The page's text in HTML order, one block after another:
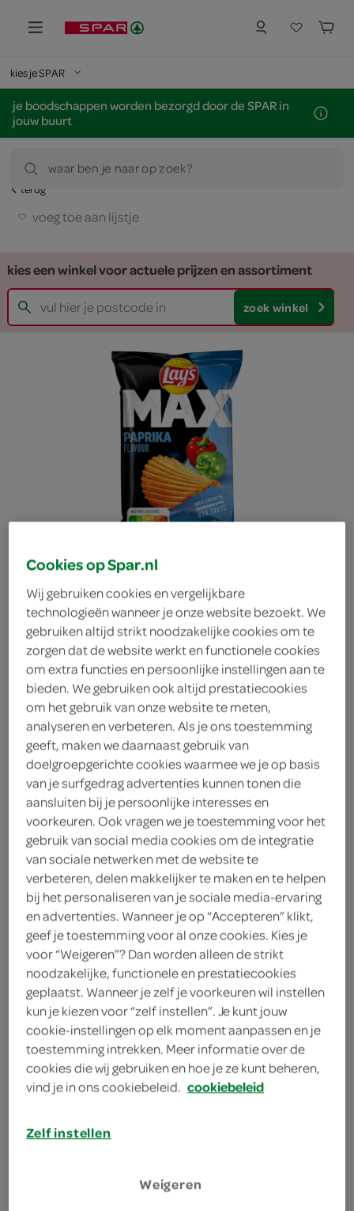
kies je SPAR
je boodschappen worden bezorgd door de SPAR in
jouw buurt
waar ben je naar op zoek?
terug
voeg toe aan lijstje
kies een winkel voor actuele prijzen en assortiment
zoek winkel
Lay's max paprika 40
gram
Lay's
0.
89
40 Gram
Let op: aanbiedingen zijn niet zichtbaar bij de
producten, maar worden wél automatisch
verwerkt in de winkelmand.
neem geribbelde chips met paprikasmaak in een klein
zakje mee, ideaal als snelle snack in de pauze of voor
onderweg
Cookies op Spar.nl
Wij gebruiken cookies en vergelijkbare
technologieën wanneer je onze website bezoekt. We
gebruiken altijd strikt noodzakelijke cookies om te
zorgen dat de website werkt en functionele cookies
om extra functies en persoonlijke instellingen aan te
bieden. We gebruiken ook altijd prestatiecookies
om het gebruik van onze website te meten,
analyseren en verbeteren. Als je ons toestemming
geeft, maken we daarnaast gebruik van
doelgroepgerichte cookies waarmee we je op basis
van je surfgedrag advertenties kunnen tonen die
aansluiten bij je persoonlijke interesses en
voorkeuren. Ook vragen we je toestemming voor het
gebruik van social media cookies om de integratie
van sociale netwerken met de website te
verbeteren, delen makkelijker te maken en te helpen
bij het personaliseren van je sociale media-ervaring
en advertenties. Wanneer je op “Accepteren” klikt,
geef je toestemming voor al onze cookies. Kies je
voor “Weigeren”? Dan worden alleen de strikt
noodzakelijke, functionele en prestatiecookies
geplaatst. Wanneer je zelf je voorkeuren wil instellen
kun je kiezen voor “zelf instellen”. Je kunt jouw
cookie-instellingen op elk moment aanpassen en je
toestemming intrekken. Meer informatie over de
cookies die wij gebruiken en hoe je ze kunt beheren,
vind je in ons cookiebeleid. cookiebeleid
Zelf instellen
Weigeren